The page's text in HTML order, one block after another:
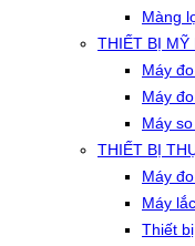
Màng
THIẾT BỊ MỸ
Máy
Máy
Máy
THIẾT BỊ
Máy
Máy
Thiết